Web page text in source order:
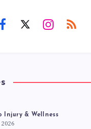
Injury & Wellness